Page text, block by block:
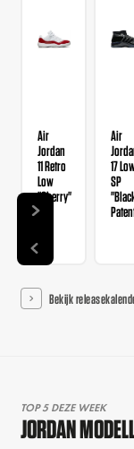
Air
Jordan
11 Retro
Low
"Cherry"
Air
17
SP
Bekijk
TOP 5 DEZE WEEK
JORDAN